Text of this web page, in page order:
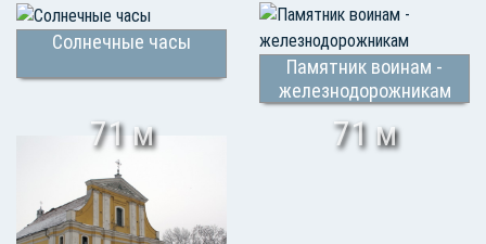
Солнечные часы
71 м
Памятник воинам -
железнодорожникам
71 м